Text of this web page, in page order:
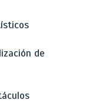
de